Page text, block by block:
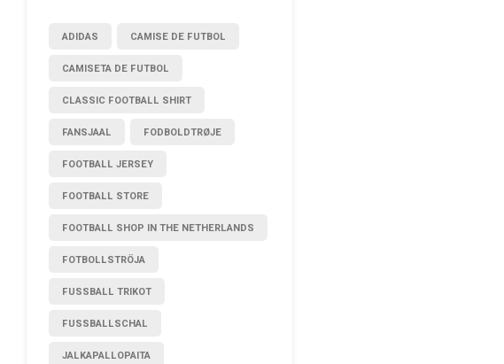
ADIDAS CAMISE DE FUTBOL
CAMISETA DE FUTBOL
CLASSIC FOOTBALL SHIRT
FANSJAAL FODBOLDTRØJE
FOOTBALL JERSEY
FOOTBALL STORE
FOOTBALL SHOP IN THE NETHERLANDS
FOTBOLLSTRÖJA
FUSSBALL TRIKOT
FUSSBALLSCHAL
JALKAPALLOPAITA